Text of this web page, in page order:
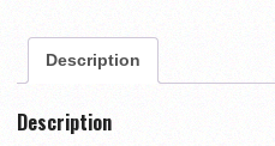
2024
Description
Description